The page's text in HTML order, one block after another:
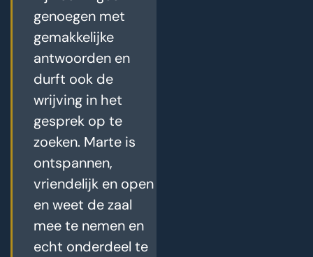
genoegen met
gemakkelijke
antwoorden en
durft ook de
wrijving in het
gesprek op te
zoeken. Marte is
ontspannen,
vriendelijk en open
en weet de zaal
mee te nemen en
echt onderdeel te